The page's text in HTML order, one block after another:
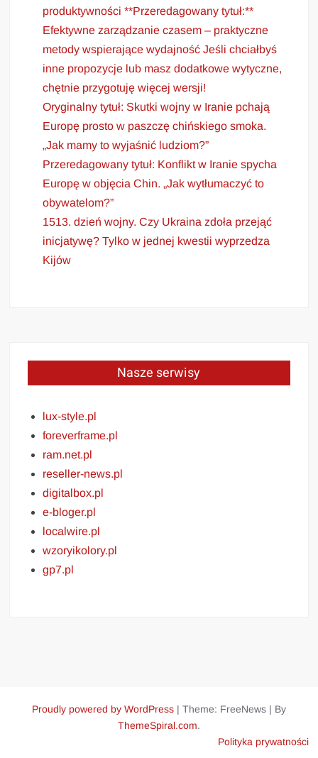
produktywności **Przeredagowany tytuł:**
Efektywne zarządzanie czasem – praktyczne
metody wspierające wydajność Jeśli chciałbyś
inne propozycje lub masz dodatkowe wytyczne,
chętnie przygotuję więcej wersji!
Oryginalny tytuł: Skutki wojny w Iranie pchają
Europę prosto w paszczę chińskiego smoka.
„Jak mamy to wyjaśnić ludziom?”
Przeredagowany tytuł: Konflikt w Iranie spycha
Europę w objęcia Chin. „Jak wytłumaczyć to
obywatelom?”
1513. dzień wojny. Czy Ukraina zdoła przejąć
inicjatywę? Tylko w jednej kwestii wyprzedza
Kijów
Nasze serwisy
lux-style.pl
foreverframe.pl
ram.net.pl
reseller-news.pl
digitalbox.pl
e-bloger.pl
localwire.pl
wzoryikolory.pl
gp7.pl
Proudly powered by WordPress | Theme: FreeNews | By
ThemeSpiral.com.
Polityka prywatności